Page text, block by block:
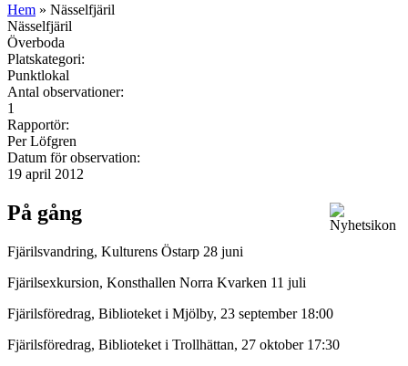
Hem » Nässelfjäril
Nässelfjäril
Överboda
Platskategori:
Punktlokal
Antal observationer:
1
Rapportör:
Per Löfgren
Datum för observation:
19 april 2012
På gång
Fjärilsvandring, Kulturens Östarp 28 juni
Fjärilsexkursion, Konsthallen Norra Kvarken 11 juli
Fjärilsföredrag, Biblioteket i Mjölby, 23 september 18:00
Fjärilsföredrag, Biblioteket i Trollhättan, 27 oktober 17:30